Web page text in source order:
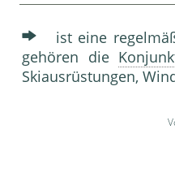
ist eine
gehören die
Skiausrüstungen,